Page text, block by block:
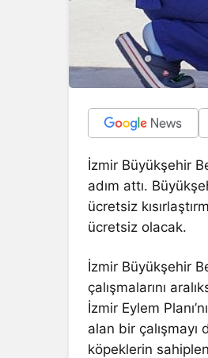
İzmir Büyükşehir
adım attı.
ücretsiz
ücretsiz olacak.
İzmir Büyükşehir
çalışmalarını
İzmir Eylem
alan bir
köpeklerin